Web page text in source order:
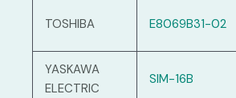
TOSHIBA E8069B31-02
YASKAWA
ELECTRIC
SIM-16B